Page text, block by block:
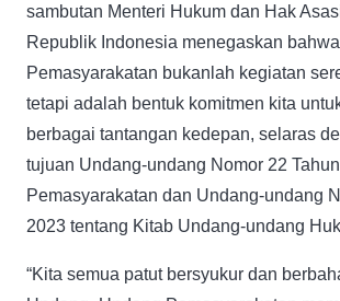
sambutan Menteri Hukum dan Hak
Republik Indonesia menegaskan
Pemasyarakatan bukanlah kegiatan
tetapi adalah bentuk komitmen kita
berbagai tantangan kedepan, selaras
tujuan Undang-undang Nomor 22
Pemasyarakatan dan Undang-undang
2023 tentang Kitab Undang-undang
“Kita semua patut bersyukur dan